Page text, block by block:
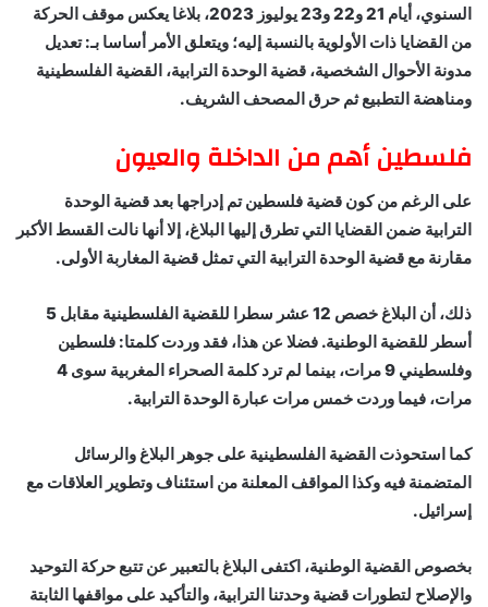
السنوي، أيام 21 و22 و23 يوليوز 2023، بلاغا يعكس موقف الحركة
من القضايا ذات الأولوية بالنسبة إليه؛ ويتعلق الأمر أساسا بـ: تعديل
مدونة الأحوال الشخصية، قضية الوحدة الترابية، القضية الفلسطينية
ومناهضة التطبيع ثم حرق المصحف الشريف.
فلسطين أهم من الداخلة والعيون
على الرغم من كون قضية فلسطين تم إدراجها بعد قضية الوحدة
الترابية ضمن القضايا التي تطرق إليها البلاغ، إلا أنها نالت القسط الأكبر
مقارنة مع قضية الوحدة الترابية التي تمثل قضية المغاربة الأولى.
ذلك، أن البلاغ خصص 12 عشر سطرا للقضية الفلسطينية مقابل 5
أسطر للقضية الوطنية. فضلا عن هذا، فقد وردت كلمتا: فلسطين
وفلسطيني 9 مرات، بينما لم ترد كلمة الصحراء المغربية سوى 4
مرات، فيما وردت خمس مرات عبارة الوحدة الترابية.
كما استحوذت القضية الفلسطينية على جوهر البلاغ والرسائل
المتضمنة فيه وكذا المواقف المعلنة من استئناف وتطوير العلاقات مع
إسرائيل.
بخصوص القضية الوطنية، اكتفى البلاغ بالتعبير عن تتبع حركة التوحيد
والإصلاح لتطورات قضية وحدتنا الترابية، والتأكيد على مواقفها الثابتة